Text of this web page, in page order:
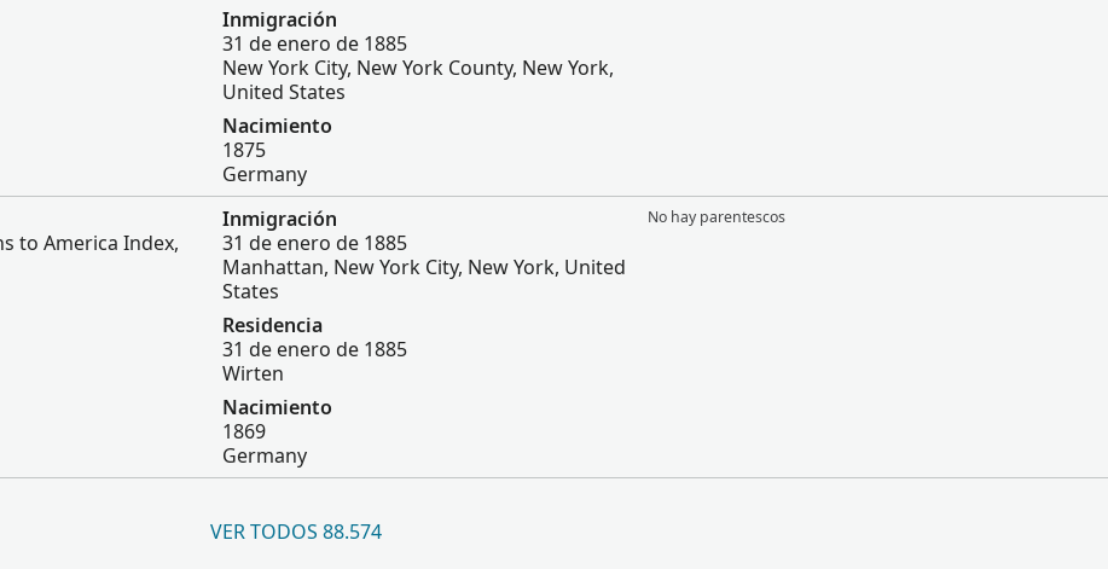
Inmigración
31 de enero de 1885
New York City, New York County, New York,
United States
Nacimiento
1875
Germany
to America Index,
Inmigración
31 de enero de 1885
Manhattan, New York City, New York, United
States
Residencia
31 de enero de 1885
Wirten
Nacimiento
1869
Germany
No hay parentescos
VER TODOS 88.574